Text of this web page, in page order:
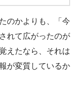
のかよりも、「今
れて広がったのが
えたなら、それは
が変質しているか